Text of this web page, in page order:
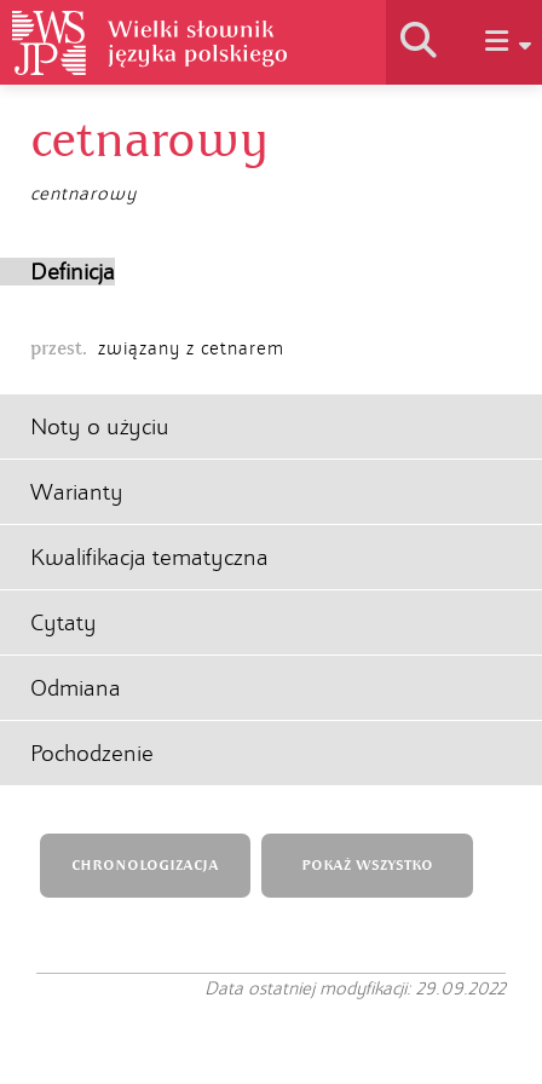
Historia słownika
cetnarowy
centnarowy
Definicja
przest. związany z cetnarem
Noty o użyciu
Warianty
Kwalifikacja tematyczna
Cytaty
Odmiana
Pochodzenie
CHRONOLOGIZACJA POKAŻ WSZYSTKO
Data ostatniej modyfikacji: 29.09.2022